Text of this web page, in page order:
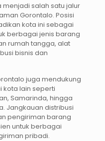
salah satu jalur
Gorontalo. Posisi
kota ini sebagai
berbagai jenis barang
rumah tangga, alat
bisnis dan
juga mendukung
lain seperti
Samarinda, hingga
Jangkauan distribusi
pengiriman barang
untuk berbagai
pribadi.